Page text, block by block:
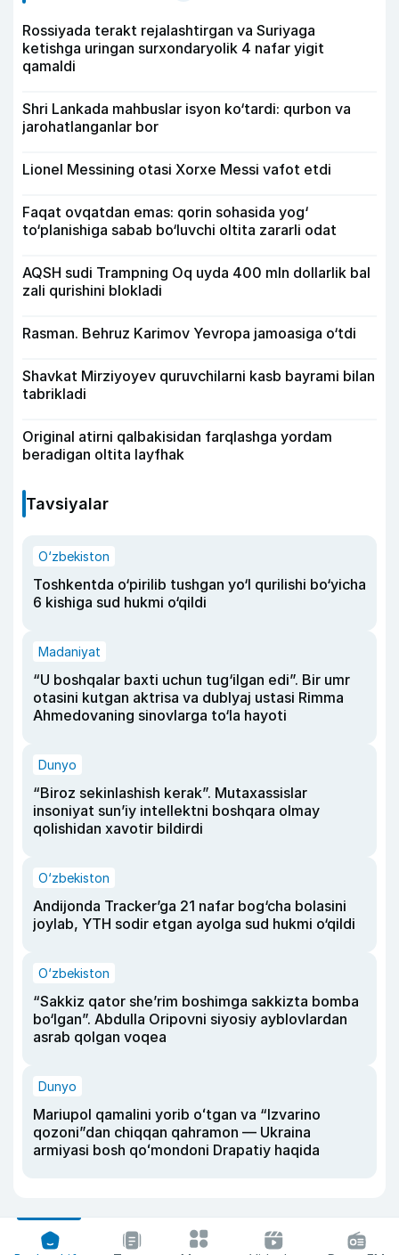
Rossiyada terakt rejalashtirgan va Suriyaga
ketishga uringan surxondaryolik 4 nafar yigit
qamaldi
Shri Lankada mahbuslar isyon ko‘tardi: qurbon va
jarohatlanganlar bor
Lionel Messining otasi Xorxe Messi vafot etdi
Faqat ovqatdan emas: qorin sohasida yog‘
to‘planishiga sabab bo‘luvchi oltita zararli odat
AQSH sudi Trampning Oq uyda 400 mln dollarlik bal
zali qurishini blokladi
Rasman. Behruz Karimov Yevropa jamoasiga o‘tdi
Shavkat Mirziyoyev quruvchilarni kasb bayrami bilan
tabrikladi
Original atirni qalbakisidan farqlashga yordam
beradigan oltita layfhak
Tavsiyalar
O‘zbekiston
Toshkentda o‘pirilib tushgan yo‘l qurilishi bo‘yicha
6 kishiga sud hukmi o‘qildi
Madaniyat
“U boshqalar baxti uchun tug‘ilgan edi”. Bir umr
otasini kutgan aktrisa va dublyaj ustasi Rimma
Ahmedovaning sinovlarga to‘la hayoti
Dunyo
“Biroz sekinlashish kerak”. Mutaxassislar
insoniyat sun’iy intellektni boshqara olmay
qolishidan xavotir bildirdi
O‘zbekiston
Andijonda Tracker’ga 21 nafar bog‘cha bolasini
joylab, YTH sodir etgan ayolga sud hukmi o‘qildi
O‘zbekiston
“Sakkiz qator she’rim boshimga sakkizta bomba
bo‘lgan”. Abdulla Oripovni siyosiy ayblovlardan
asrab qolgan voqea
Dunyo
Mariupol qamalini yorib oʻtgan va “Izvarino
qozoni”dan chiqqan qahramon — Ukraina
armiyasi bosh qoʻmondoni Drapatiy haqida